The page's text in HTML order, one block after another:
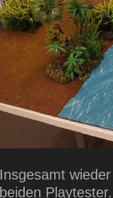
Insgesamt
beiden